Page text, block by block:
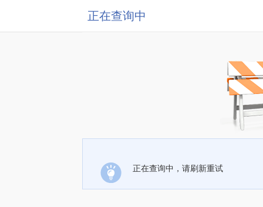
正在查询中
正在查询中，请刷新重试